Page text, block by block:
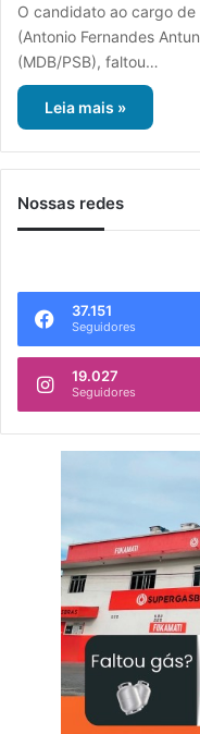
O candidato ao cargo
(Antonio Fernandes
(MDB/PSB), faltou…
Leia mais »
Nossas redes
37.151
Seguidores
19.027
Seguidores